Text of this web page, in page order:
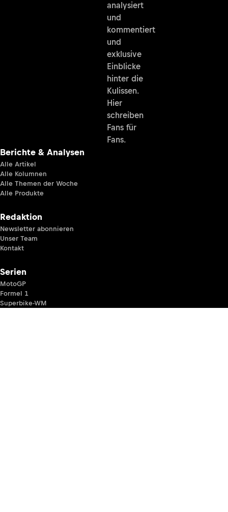
analysiert
und
kommentiert
und
exklusive
Einblicke
hinter die
Kulissen.
Hier
schreiben
Fans für
Fans.
Berichte & Analysen
Alle Artikel
Alle Kolumnen
Alle Themen der Woche
Alle Produkte
Redaktion
Newsletter abonnieren
Unser Team
Kontakt
Serien
MotoGP
Formel 1
Superbike-WM